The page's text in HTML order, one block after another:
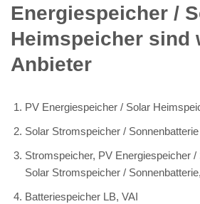
Energiespeicher /
Heimspeicher sind
Anbieter
PV Energiespeicher / Solar
Solar Stromspeicher / Sonnenbatterie
Stromspeicher, PV Energiespeicher
Solar Stromspeicher /
Batteriespeicher LB, VAI